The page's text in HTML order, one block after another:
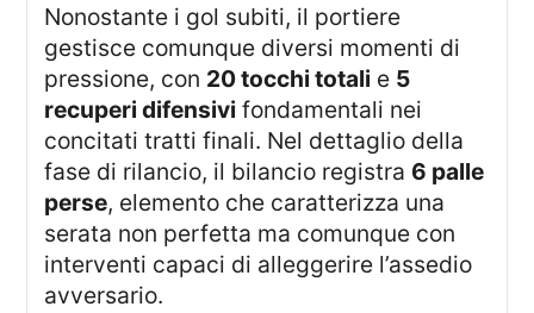
Nonostante i gol subiti, il portiere
gestisce comunque diversi momenti di
pressione, con 20 tocchi totali e 5
recuperi difensivi fondamentali nei
concitati tratti finali. Nel dettaglio della
fase di rilancio, il bilancio registra 6 palle
perse, elemento che caratterizza una
serata non perfetta ma comunque con
interventi capaci di alleggerire l’assedio
avversario.